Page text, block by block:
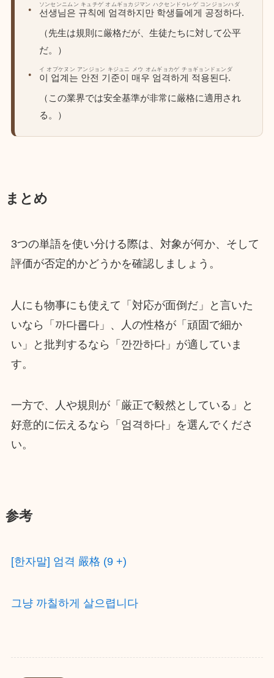
선생님은 규칙에 엄격하지만 학생들에게 공정하다.
ソンセンニムン キュチゲ オムギョカジマン ハクセンドゥレゲ コンジョンハダ
（先生は規則に厳格だが、生徒たちに対して公平
だ。）
이 업계는 안전 기준이 매우 엄격하게 적용된다.
イ オプケヌン アンジョン キジュニ メウ オムギョカゲ チョギョンドェンダ
（この業界では安全基準が非常に厳格に適用され
る。）
まとめ
3つの単語を使い分ける際は、対象が何か、そして
評価が否定的かどうかを確認しましょう。
人にも物事にも使えて「対応が面倒だ」と言いた
いなら「까다롭다」、人の性格が「頑固で細か
い」と批判するなら「깐깐하다」が適していま
す。
一方で、人や規則が「厳正で毅然としている」と
好意的に伝えるなら「엄격하다」を選んでくださ
い。
参考
[한자말] 엄격 嚴格 (9 +)
그냥 까칠하게 살으렵니다